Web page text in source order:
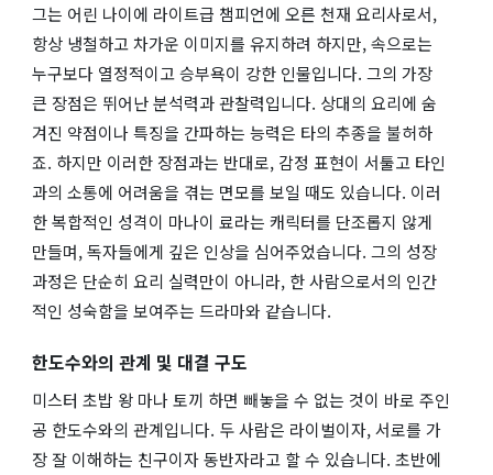
그는 어린 나이에 라이트급 챔피언에 오른 천재 요리사로서,
항상 냉철하고 차가운 이미지를 유지하려 하지만, 속으로는
누구보다 열정적이고 승부욕이 강한 인물입니다. 그의 가장
큰 장점은 뛰어난 분석력과 관찰력입니다. 상대의 요리에 숨
겨진 약점이나 특징을 간파하는 능력은 타의 추종을 불허하
죠. 하지만 이러한 장점과는 반대로, 감정 표현이 서툴고 타인
과의 소통에 어려움을 겪는 면모를 보일 때도 있습니다. 이러
한 복합적인 성격이 마나이 료라는 캐릭터를 단조롭지 않게
만들며, 독자들에게 깊은 인상을 심어주었습니다. 그의 성장
과정은 단순히 요리 실력만이 아니라, 한 사람으로서의 인간
적인 성숙함을 보여주는 드라마와 같습니다.
한도수와의 관계 및 대결 구도
미스터 초밥 왕 마나 토끼 하면 빼놓을 수 없는 것이 바로 주인
공 한도수와의 관계입니다. 두 사람은 라이벌이자, 서로를 가
장 잘 이해하는 친구이자 동반자라고 할 수 있습니다. 초반에